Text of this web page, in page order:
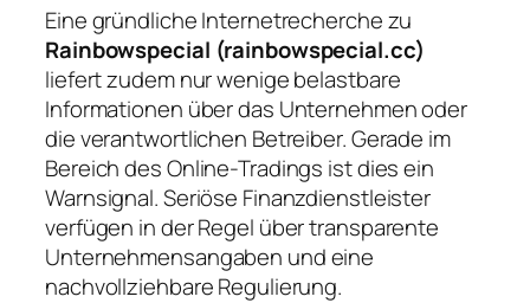
Eine gründliche Internetrecherche zu
Rainbowspecial (rainbowspecial.cc)
liefert zudem nur wenige belastbare
Informationen über das Unternehmen oder
die verantwortlichen Betreiber. Gerade im
Bereich des Online-Tradings ist dies ein
Warnsignal. Seriöse Finanzdienstleister
verfügen in der Regel über transparente
Unternehmensangaben und eine
nachvollziehbare Regulierung.